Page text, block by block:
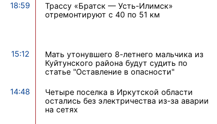
18:59
Трассу «Братск — Усть-Илимск»
отремонтируют с 40 по 51 км
15:12
Мать утонувшего 8-летнего мальчика из
Куйтунского района будут судить по
статье "Оставление в опасности"
14:48
Четыре поселка в Иркутской области
остались без электричества из-за аварии
на сетях